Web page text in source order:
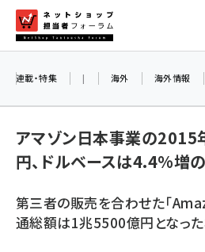
ン
ネットショップ
yahoo (1907)
連載・特集 | 海外 海外情報
アマゾン日本事業の2015
円、ドルベースは4.4%増
第三者の販売を合わせた「
通総額は1兆5500億円となっ